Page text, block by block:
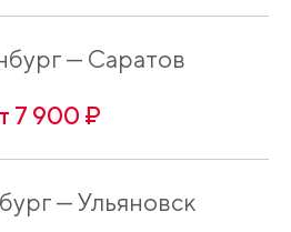
— Саратов
7 900 ₽
— Ульяновск